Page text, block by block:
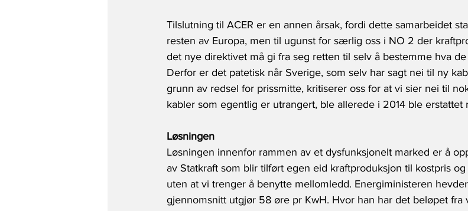
Tilslutning til ACER er en annen årsak, fordi dette samarbeidet
resten av Europa, men til ugunst for særlig oss i NO 2 der
det nye direktivet må gi fra seg retten til selv å bestemme hva
Derfor er det patetisk når Sverige, som selv har sagt nei til ny
grunn av redsel for prissmitte, kritiserer oss for at vi sier nei til
kabler som egentlig er utrangert, ble allerede i 2014 ble erstattet
Løsningen
Løsningen innenfor rammen av et dysfunksjonelt marked er å
av Statkraft som blir tilført egen eid kraftproduksjon til kostpris
uten at vi trenger å benytte mellomledd. Energiministeren
gjennomsnitt utgjør 58 øre pr KwH. Hvor han har det beløpet fra